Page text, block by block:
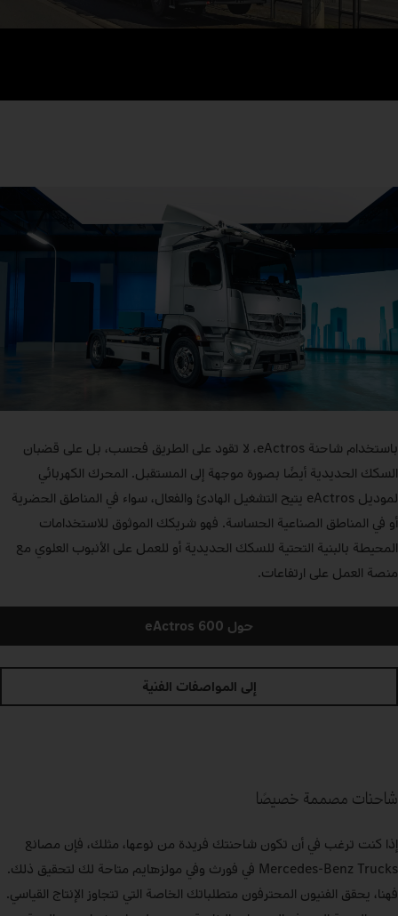
باستخدام شاحنة eActros، لا تقود على الطريق فحسب، بل على قضبان
السكك الحديدية أيضًا بصورة موجهة إلى المستقبل. المحرك الكهربائي
لموديل eActros يتيح التشغيل الهادئ والفعال، سواء في المناطق الحضرية
أو في المناطق الصناعية الحساسة. فهو شريكك الموثوق للاستخدامات
المحيطة بالبنية التحتية للسكك الحديدية أو للعمل على الأنبوب العلوي مع
منصة العمل على ارتفاعات.
حول eActros 600
إلى المواصفات الفنية
شاحنات مصممة خصيصًا
إذا كنت ترغب في أن تكون شاحنتك فريدة من نوعها، مثلك، فإن مصانع
Mercedes‑Benz Trucks في فورث وفي مولزهايم متاحة لك لتحقيق ذلك.
فهنا، يحقق الفنيون المحترفون متطلباتك الخاصة التي تتجاوز الإنتاج القياسي.